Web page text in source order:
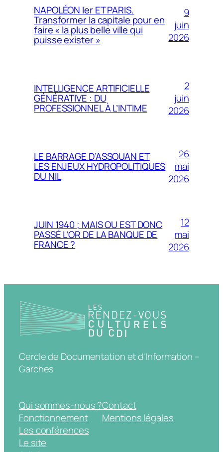
NAPOLÉON Ier ET PARIS.
Transformer la capitale pour en
faire « la plus belle ville qui
puisse exister »
9
juin
2026
INTELLIGENCE ARTIFICIELLE
GÉNÉRATIVE : DU
PROFESSIONNEL À L’INTIME
2
juin
2026
LE BARRAGE D’ASSOUAN ET
LES ENJEUX HYDROPOLITIQUES
DU NIL
26
mai
2026
JUIN 1940 ; MAIS OU EST DONC
PASSÉ L’OR DE LA BANQUE DE
FRANCE ?
12
mai
2026
Cercle de Documentation et d'Information –
Garches
Qui sommes-nous ?
Fonctionnement
Les conférences
Le site
Contact
Mentions légales